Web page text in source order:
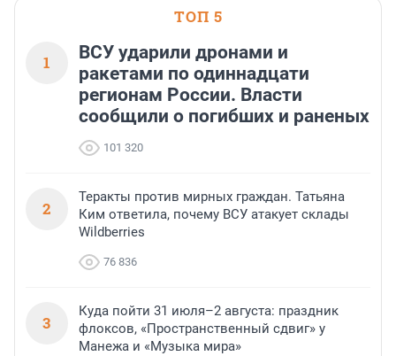
ТОП 5
1
ВСУ ударили дронами и
ракетами по одиннадцати
регионам России. Власти
сообщили о погибших и раненых
101 320
2
Теракты против мирных граждан. Татьяна
Ким ответила, почему ВСУ атакует склады
Wildberries
76 836
3
Куда пойти 31 июля–2 августа: праздник
флоксов, «Пространственный сдвиг» у
Манежа и «Музыка мира»